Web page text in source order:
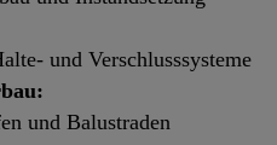
und Verschlusssysteme
und Balustraden